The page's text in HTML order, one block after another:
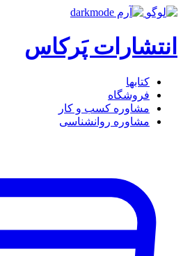
انتشارات پَرکاس
کتاب‎ها
فروشگاه
مشاوره کسب و کار
مشاوره روان‎شناسی